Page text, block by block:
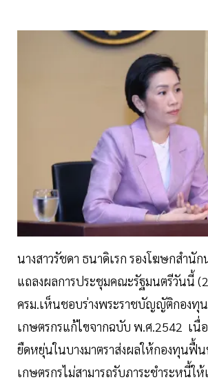
นางสาวรัชดา ธนาดิเรก รองโฆษกสำนั
แถลงผลการประชุมคณะรัฐมนตรีวันนี้
ครม.เห็นชอบร่างพระราชบัญญัติกอง
เกษตรกรแก้ไขจากฉบับ พ.ศ.2542 เนื่อ
ยืดหยุ่นในบางมาตราส่งผลให้กองทุน
เกษตรกรไม่สามารถรับภาระชำระหนี้ใ